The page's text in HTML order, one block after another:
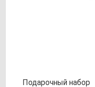
Пода­роч­ный на­бор